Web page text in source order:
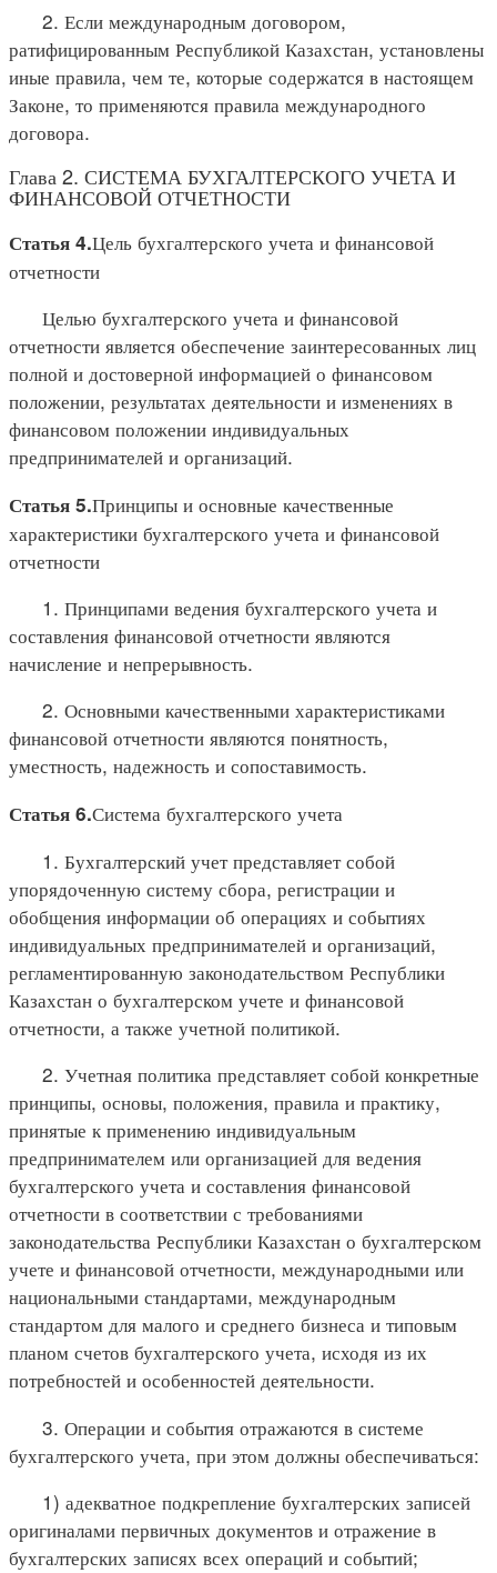
2. Если международным договором,
ратифицированным Республикой Казахстан, установлены
иные правила, чем те, которые содержатся в настоящем
Законе, то применяются правила международного
договора.
Глава 2. СИСТЕМА БУХГАЛТЕРСКОГО УЧЕТА И
ФИНАНСОВОЙ ОТЧЕТНОСТИ
Статья 4.Цель бухгалтерского учета и финансовой
отчетности
Целью бухгалтерского учета и финансовой
отчетности является обеспечение заинтересованных лиц
полной и достоверной информацией о финансовом
положении, результатах деятельности и изменениях в
финансовом положении индивидуальных
предпринимателей и организаций.
Статья 5.Принципы и основные качественные
характеристики бухгалтерского учета и финансовой
отчетности
1. Принципами ведения бухгалтерского учета и
составления финансовой отчетности являются
начисление и непрерывность.
2. Основными качественными характеристиками
финансовой отчетности являются понятность,
уместность, надежность и сопоставимость.
Статья 6.Система бухгалтерского учета
1. Бухгалтерский учет представляет собой
упорядоченную систему сбора, регистрации и
обобщения информации об операциях и событиях
индивидуальных предпринимателей и организаций,
регламентированную законодательством Республики
Казахстан о бухгалтерском учете и финансовой
отчетности, а также учетной политикой.
2. Учетная политика представляет собой конкретные
принципы, основы, положения, правила и практику,
принятые к применению индивидуальным
предпринимателем или организацией для ведения
бухгалтерского учета и составления финансовой
отчетности в соответствии с требованиями
законодательства Республики Казахстан о бухгалтерском
учете и финансовой отчетности, международными или
национальными стандартами, международным
стандартом для малого и среднего бизнеса и типовым
планом счетов бухгалтерского учета, исходя из их
потребностей и особенностей деятельности.
3. Операции и события отражаются в системе
бухгалтерского учета, при этом должны обеспечиваться:
1) адекватное подкрепление бухгалтерских записей
оригиналами первичных документов и отражение в
бухгалтерских записях всех операций и событий;